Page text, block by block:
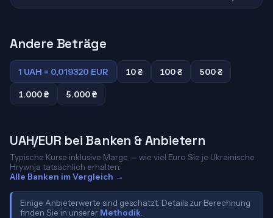
Andere Beträge
1 UAH = 0,019320 EUR 10 ₴ 100 ₴ 500 ₴
1.000 ₴ 5.000 ₴
UAH/EUR bei Banken & Anbietern
Typische Kurse inklusive Marge — wie viel Euro Sie je Ukrainische
Hrywnja tatsächlich erhalten.
Alle Banken im Vergleich →
Einige Anbieterwerte sind geschätzt. Details zur Berechnung
finden Sie in unserer Methodik